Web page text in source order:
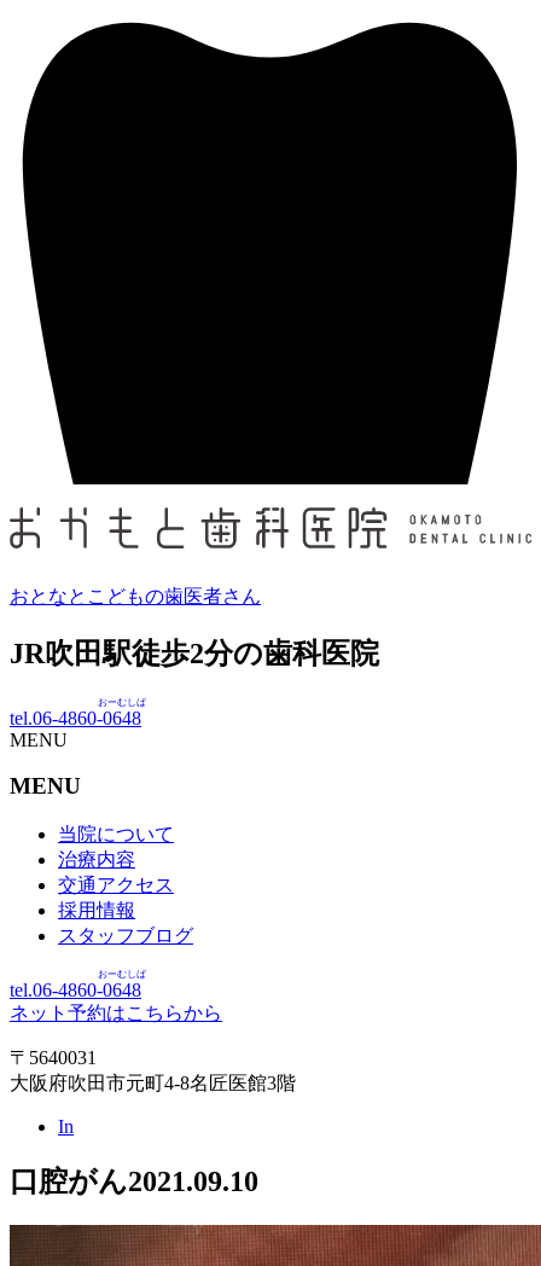
おとなとこどもの歯医者さん
JR吹田駅徒歩2分の歯科医院
tel.06-4860-0648
おーむしば
MENU
MENU
当院について
治療内容
交通アクセス
採用情報
スタッフブログ
tel.06-4860-0648
おーむしば
ネット予約はこちらから
〒5640031
大阪府吹田市元町4-8名匠医館3階
In
口腔がん2021.09.10